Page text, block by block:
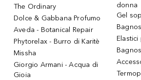
The Ordinary
Dolce & Gabbana Profumo
Aveda - Botanical Repair
Phytorelax - Burro di Karitè
Missha
Giorgio Armani - Acqua di
Gioia
donna
Gel